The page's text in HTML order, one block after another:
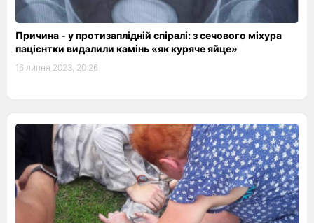
Причина - у протизаплідній спіралі: з сечового міхура
пацієнтки видалили камінь «як куряче яйце»
16 липня 2023, 20:26